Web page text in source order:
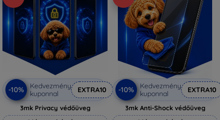
-10%
Kedvezmény
kuponnal
EXTRA10
3mk Privacy védőüveg
-10%
Kedvezmény
kuponnal
EXTRA10
3mk Anti-Shock védőüveg